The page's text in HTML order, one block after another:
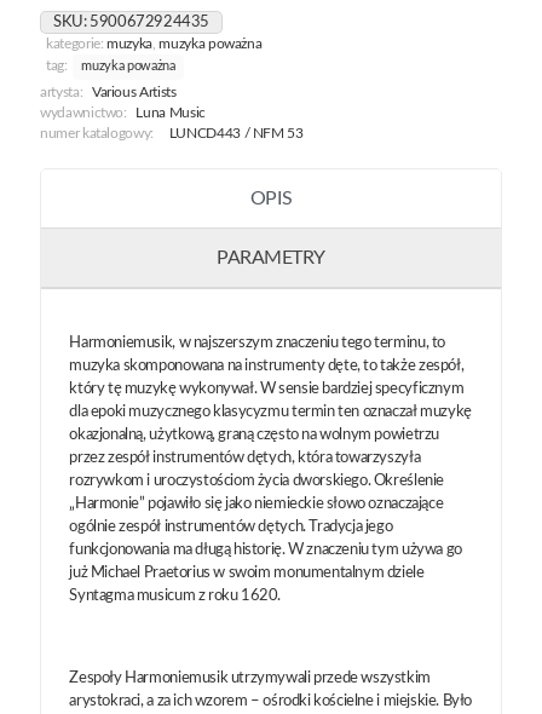
Xix-
Wiecznych
Rękopisów
SKU: 5900672924435
kategorie:muzyka,muzyka poważna
tag:
muzyka poważna
artysta:
Various Artists
wydawnictwo:
Luna Music
numer katalogowy:
LUNCD443 / NFM 53
OPIS
PARAMETRY
Harmoniemusik, w najszerszym znaczeniu tego terminu, to
muzyka skomponowana na instrumenty dęte, to także zespół,
który tę muzykę wykonywał. W sensie bardziej specyficznym
dla epoki muzycznego klasycyzmu termin ten oznaczał muzykę
okazjonalną, użytkową, graną często na wolnym powietrzu
przez zespół instrumentów dętych, która towarzyszyła
rozrywkom i uroczystościom życia dworskiego. Określenie
„Harmonie” pojawiło się jako niemieckie słowo oznaczające
ogólnie zespół instrumentów dętych. Tradycja jego
funkcjonowania ma długą historię. W znaczeniu tym używa go
już Michael Praetorius w swoim monumentalnym dziele
Syntagma musicum z roku 1620.
Zespoły Harmoniemusik utrzymywali przede wszystkim
arystokraci, a za ich wzorem – ośrodki kościelne i miejskie. Było